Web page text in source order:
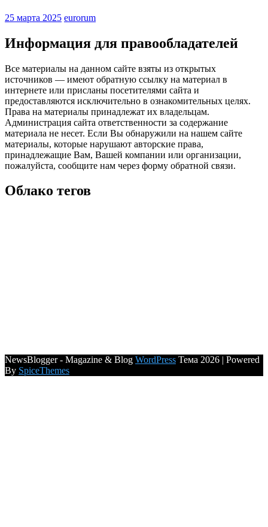
25 марта 2025 eurorum
Информация для правообладателей
Все материалы на данном сайте взяты из открытых
источников — имеют обратную ссылку на материал в
интернете или присланы посетителями сайта и
предоставляются исключительно в ознакомительных целях.
Права на материалы принадлежат их владельцам.
Администрация сайта ответственности за содержание
материала не несет. Если Вы обнаружили на нашем сайте
материалы, которые нарушают авторские права,
принадлежащие Вам, Вашей компании или организации,
пожалуйста, сообщите нам через форму обратной связи.
Облако тегов
NewsBlogger - Magazine & Blog WordPress Тема 2026 | Powered
By SpiceThemes